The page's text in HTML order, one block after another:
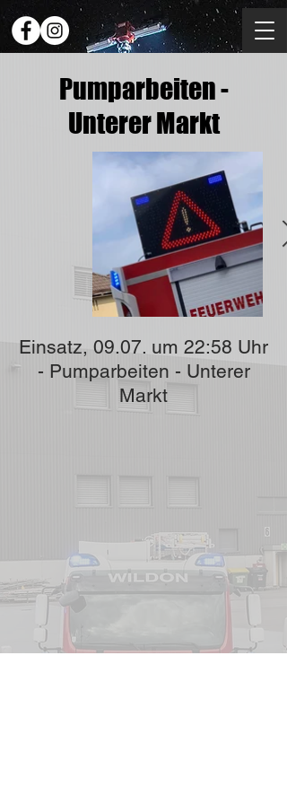
Pumparbeiten -
Unterer Markt
Einsatz, 09.07. um 22:58 Uhr
- Pumparbeiten - Unterer
Markt